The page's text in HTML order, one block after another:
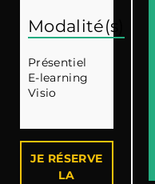
Modalité(s)
Présentiel
E-learning
Visio
JE RÉSERVE
LA